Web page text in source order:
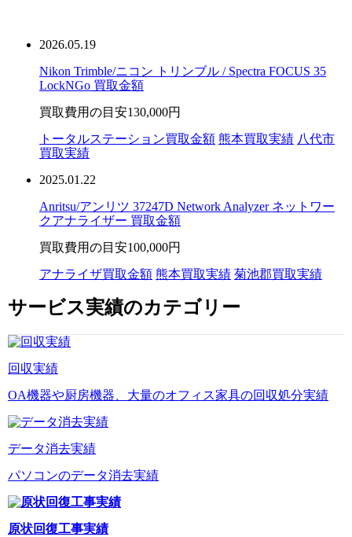
2026.05.19
Nikon Trimble/ニコン トリンブル / Spectra FOCUS 35
LockNGo 買取金額
買取費用の目安130,000円
トータルステーション買取金額 熊本買取実績 八代市
買取実績
2025.01.22
Anritsu/アンリツ 37247D Network Analyzer ネットワー
クアナライザー 買取金額
買取費用の目安100,000円
アナライザ買取金額 熊本買取実績 菊池郡買取実績
サービス実績のカテゴリー
回収実績
OA機器や厨房機器、大量のオフィス家具の回収処分実績
データ消去実績
パソコンのデータ消去実績
原状回復工事実績